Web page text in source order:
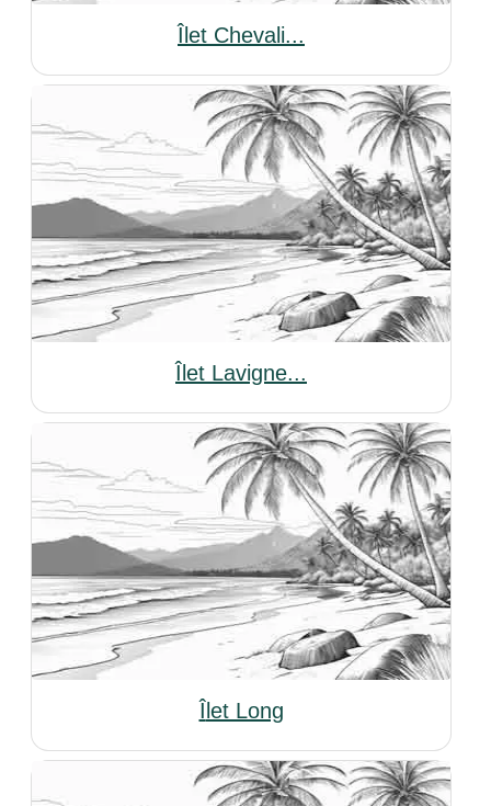
Îlet Chevali...
Îlet Lavigne...
Îlet Long